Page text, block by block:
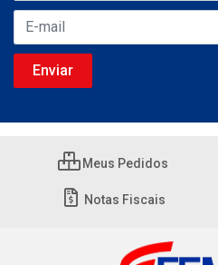
Meus Pedidos
Notas Fiscais